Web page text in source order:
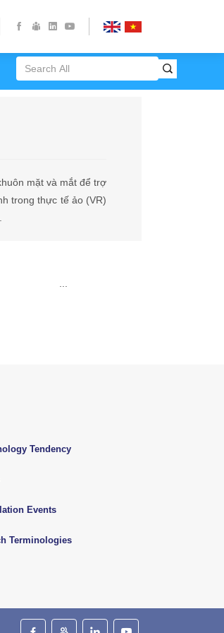
mặt và mắt để trợ
trong thực tế ảo (VR)
Tendency
Events
Terminologies